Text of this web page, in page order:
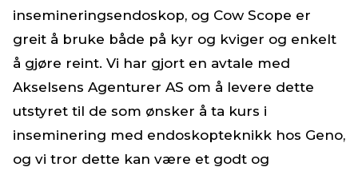
insemineringsendoskop, og Cow Scope er
greit å bruke både på kyr og kviger og enkelt
å gjøre reint. Vi har gjort en avtale med
Akselsens Agenturer AS om å levere dette
utstyret til de som ønsker å ta kurs i
inseminering med endoskopteknikk hos Geno,
og vi tror dette kan være et godt og